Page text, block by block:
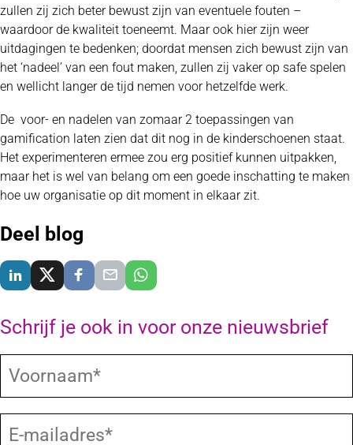
zullen zij zich beter bewust zijn van eventuele fouten –
waardoor de kwaliteit toeneemt. Maar ook hier zijn weer
uitdagingen te bedenken; doordat mensen zich bewust zijn van
het ‘nadeel’ van een fout maken, zullen zij vaker op safe spelen
en wellicht langer de tijd nemen voor hetzelfde werk.
De voor- en nadelen van zomaar 2 toepassingen van
gamification laten zien dat dit nog in de kinderschoenen staat.
Het experimenteren ermee zou erg positief kunnen uitpakken,
maar het is wel van belang om een goede inschatting te maken
hoe uw organisatie op dit moment in elkaar zit.
Deel blog
Delen via LinkedIn
Delen via XDelen via Facebook
Delen via E-Mail
Delen via WhatsApp
Schrijf je ook in voor onze nieuwsbrief